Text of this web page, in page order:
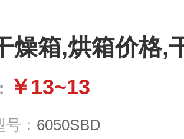
燥箱,烘箱价格,
￥13~13
号： 6050SBD